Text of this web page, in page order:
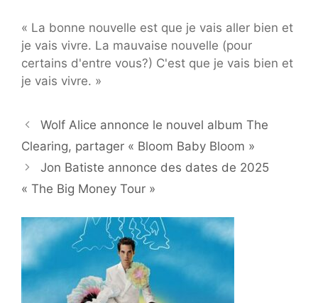
« La bonne nouvelle est que je vais aller bien et
je vais vivre. La mauvaise nouvelle (pour
certains d'entre vous?) C'est que je vais bien et
je vais vivre. »
Wolf Alice annonce le nouvel album The
Clearing, partager « Bloom Baby Bloom »
Jon Batiste annonce des dates de 2025
« The Big Money Tour »